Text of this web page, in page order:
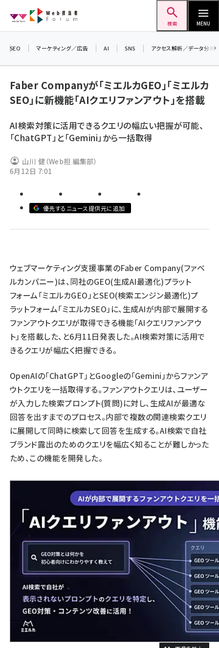
ン
検索 MENU
ai (2804)
note (2312)
z世代 (1622)
SEO マーケティング／広告 AI SNS アクセス解析／データ分析
Faber Companyが「ミエルカGEO」「ミエルカ
SEO」に新機能「AIクエリファンアウト」を搭載
AI検索対策に活用できるクエリの幅広い把握が可能、
「ChatGPT」と「Gemini」から一括取得
山川 健（Web担 編集部）
6月12日 7:01
優先するニュース提供元に追加
ウェブマーケティング支援事業のFaber Company(ファベ
ルカンパニー)は、同社のGEO(生成AI最適化)プラット
フォーム「ミエルカGEO」とSEO(検索エンジン最適化)プ
ラットフォーム「ミエルカSEO」に、生成AIが内部で展開する
ファンアウトクエリが取得できる機能「AIクエリファンアウ
ト」を搭載した、と6月11日発表した。AI検索対策に活用で
きるクエリが幅広く把握できる。
OpenAIの「ChatGPT」とGoogleの「Gemini」からファンア
ウトクエリを一括取得する。ファンアウトクエリは、ユーザー
が入力した検索プロンプト(質問)に対し、生成AIが最適な
回答を出すまでのプロセス。内部で複数の関連検索クエリ
に展開して同時に検索して回答を生成する。AI検索で自社
ブランド露出のためのクエリを幅広く知ることが難しかった
ため、この機能を開発した。
差
▼ア